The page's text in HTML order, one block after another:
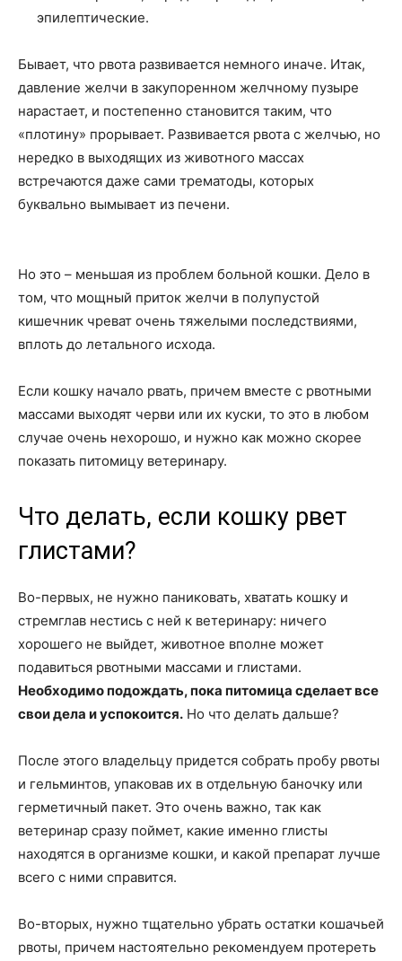
эпилептические.
Бывает, что рвота развивается немного иначе. Итак,
давление желчи в закупоренном желчному пузыре
нарастает, и постепенно становится таким, что
«плотину» прорывает. Развивается рвота с желчью, но
нередко в выходящих из животного массах
встречаются даже сами трематоды, которых
буквально вымывает из печени.
Но это – меньшая из проблем больной кошки. Дело в
том, что мощный приток желчи в полупустой
кишечник чреват очень тяжелыми последствиями,
вплоть до летального исхода.
Если кошку начало рвать, причем вместе с рвотными
массами выходят черви или их куски, то это в любом
случае очень нехорошо, и нужно как можно скорее
показать питомицу ветеринару.
Что делать, если кошку рвет
глистами?
Во-первых, не нужно паниковать, хватать кошку и
стремглав нестись с ней к ветеринару: ничего
хорошего не выйдет, животное вполне может
подавиться рвотными массами и глистами.
Необходимо подождать, пока питомица сделает все
свои дела и успокоится. Но что делать дальше?
После этого владельцу придется собрать пробу рвоты
и гельминтов, упаковав их в отдельную баночку или
герметичный пакет. Это очень важно, так как
ветеринар сразу поймет, какие именно глисты
находятся в организме кошки, и какой препарат лучше
всего с ними справится.
Во-вторых, нужно тщательно убрать остатки кошачьей
рвоты, причем настоятельно рекомендуем протереть